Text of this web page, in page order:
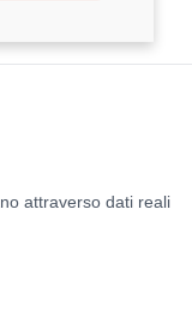
dell'intera
attraverso dati reali